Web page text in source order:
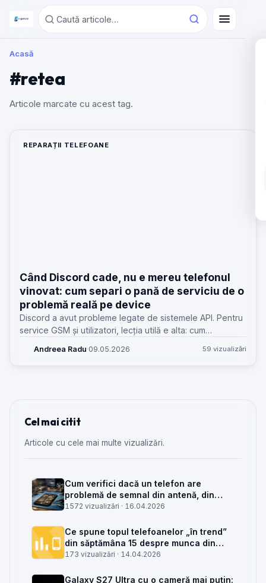
Acasă
#retea
Articole marcate cu acest tag.
REPARAȚII TELEFOANE
Când Discord cade, nu e mereu telefonul
vinovat: cum separi o pană de serviciu de o
problemă reală pe device
Discord a avut probleme legate de sistemele API. Pentru
service GSM și utilizatori, lecția utilă e alta: cum
pe telefon.
Andreea Radu·09.05.2026 59 vizualizări
Cel mai citit
Articole cu cele mai multe vizualizări.
Cum verifici dacă un telefon are
problemă de semnal din antenă, din
placa de bază sau din rețea
1572 vizualizări · 16.04.2026
Ce spune topul telefoanelor „în trend”
din săptămâna 15 despre munca din
service GSM
173 vizualizări · 14.04.2026
Galaxy S27 Ultra cu o cameră mai puțin: